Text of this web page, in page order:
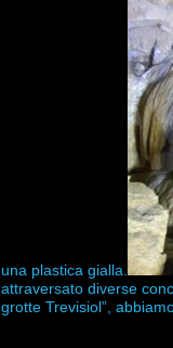
una plastica gialla.
attraversato diverse
grotte Trevisiol”,